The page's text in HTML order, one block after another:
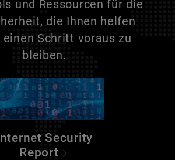
und Ressourcen für die
die Ihnen helfen
einen Schritt voraus zu
bleiben.
Security
Report